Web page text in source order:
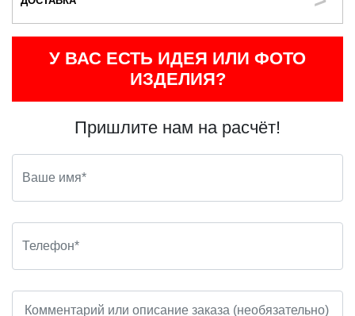
У ВАС ЕСТЬ ИДЕЯ ИЛИ ФОТО
ИЗДЕЛИЯ?
Пришлите нам на расчёт!